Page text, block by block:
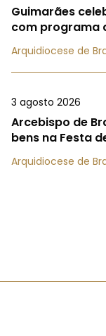
Guimarães
com programa
Arquidiocese de
3 agosto 2026
Arcebispo de
bens na Festa
Arquidiocese de